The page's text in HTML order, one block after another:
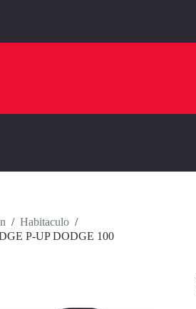
/ Habitaculo /
P-UP DODGE 100